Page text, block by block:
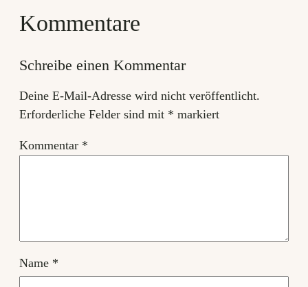
Kommentare
Schreibe einen Kommentar
Deine E-Mail-Adresse wird nicht veröffentlicht.
Erforderliche Felder sind mit * markiert
Kommentar *
Name *